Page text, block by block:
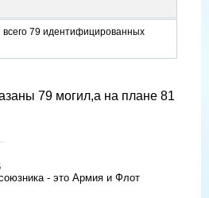
79 идентифицированных
79 могил,а на плане 81
- это Армия и Флот